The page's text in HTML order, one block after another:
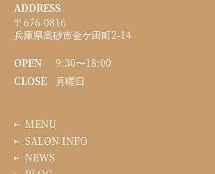
ADDRESS
〒676-0816
兵庫県高砂市金ケ田町2-14
OPEN
9:30〜18:00
CLOSE
月曜日
MENU
SALON INFO
NEWS